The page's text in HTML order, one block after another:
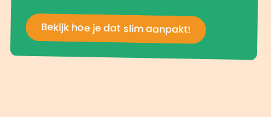
Bekijk hoe je dat slim aanpakt!